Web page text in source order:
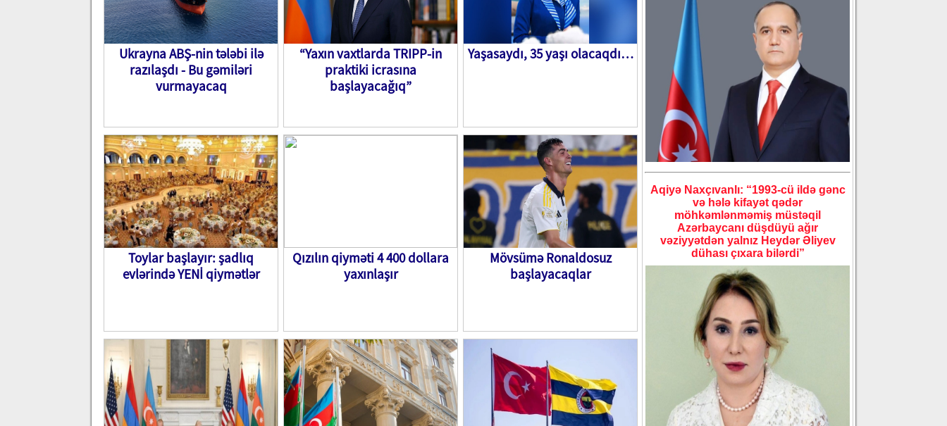
Ukrayna ABŞ-nin tələbi ilə
razılaşdı - Bu gəmiləri
vurmayacaq
“Yaxın vaxtlarda TRIPP-in
praktiki icrasına
başlayacağıq”
Yaşasaydı, 35 yaşı olacaqdı…
Toylar başlayır: şadlıq
evlərində YENİ qiymətlər
Qızılın qiyməti 4 400 dollara
yaxınlaşır
Mövsümə Ronaldosuz
başlayacaqlar
Aqiyə Naxçıvanlı: “1993-cü ildə gənc
və hələ kifayət qədər
möhkəmlənməmiş müstəqil
Azərbaycanı düşdüyü ağır
vəziyyətdən yalnız Heydər Əliyev
dühası çıxara bilərdi”